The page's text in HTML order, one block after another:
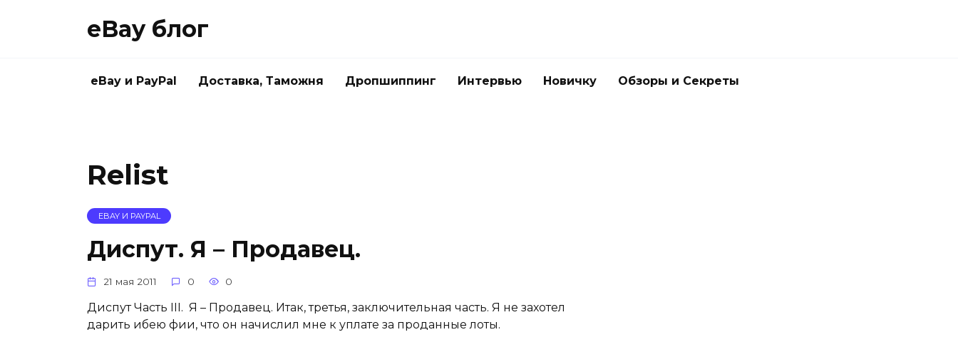
eBay блог
eBay и PayPal Доставка, Таможня Дропшиппинг Интервью Новичку Обзоры и Секреты
Relist
EBAY И PAYPAL
Диспут. Я – Продавец.
21 мая 2011 0 0
Диспут Часть III. Я – Продавец. Итак, третья, заключительная часть. Я не захотел
дарить ибею фии, что он начислил мне к уплате за проданные лоты.